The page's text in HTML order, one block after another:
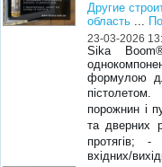
Другие
область ...
23-03-2026
Sika
формулою
порожнин і
та дверних
протягів; ⁃
вхідних/